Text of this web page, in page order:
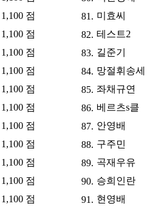
1,100 점
1,100 점
1,100 점
1,100 점
1,100 점
1,100 점
1,100 점
1,100 점
1,100 점
1,100 점
1,100 점
81. 미효씨
82. 테스트2
83. 길준기
84. 망절휘송세
85. 좌채규연
86. 베르츠s클
87. 안영배
88. 구주민
89. 곡재우유
90. 승희인란
91. 현영배